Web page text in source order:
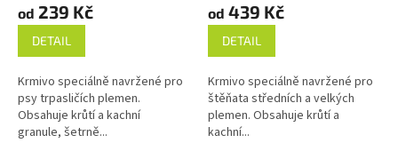
od 239 Kč
DETAIL
Krmivo speciálně navržené pro
psy trpasličích plemen.
Obsahuje krůtí a kachní
granule, šetrně...
od 439 Kč
DETAIL
Krmivo speciálně navržené pro
štěňata středních a velkých
plemen. Obsahuje krůtí a
kachní...